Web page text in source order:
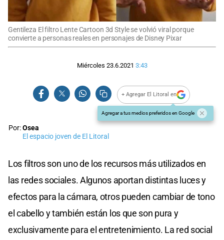
Gentileza El filtro Lente Cartoon 3d Style se volvió viral porque
convierte a personas reales en personajes de Disney Pixar
Miércoles 23.6.2021 3:43
+ Agregar El Litoral en
Agregar a tus medios preferidos en Google
Por:Osea
El espacio joven de El Litoral
Los filtros son uno de los recursos más utilizados en
las redes sociales. Algunos aportan distintas luces y
efectos para la cámara, otros pueden cambiar de tono
el cabello y también están los que son pura y
exclusivamente para el entretenimiento. La red social